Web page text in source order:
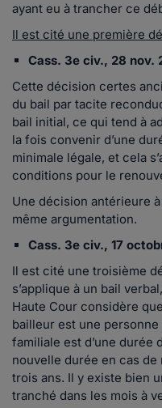
ayant eu à trancher ce
Il est cité une première
Cass. 3e civ., 28 nov.
Cette décision certes
du bail par tacite
bail initial, ce qui tend à
la fois convenir d’une
minimale légale, et cela
conditions pour le
Une décision antérieure
même argumentation.
Cass. 3e civ., 17
Il est cité une troisième
s’applique à un bail
Haute Cour considère
bailleur est une
familiale est d’une durée
nouvelle durée en cas
trois ans. Il y existe bien
tranché dans les mois à